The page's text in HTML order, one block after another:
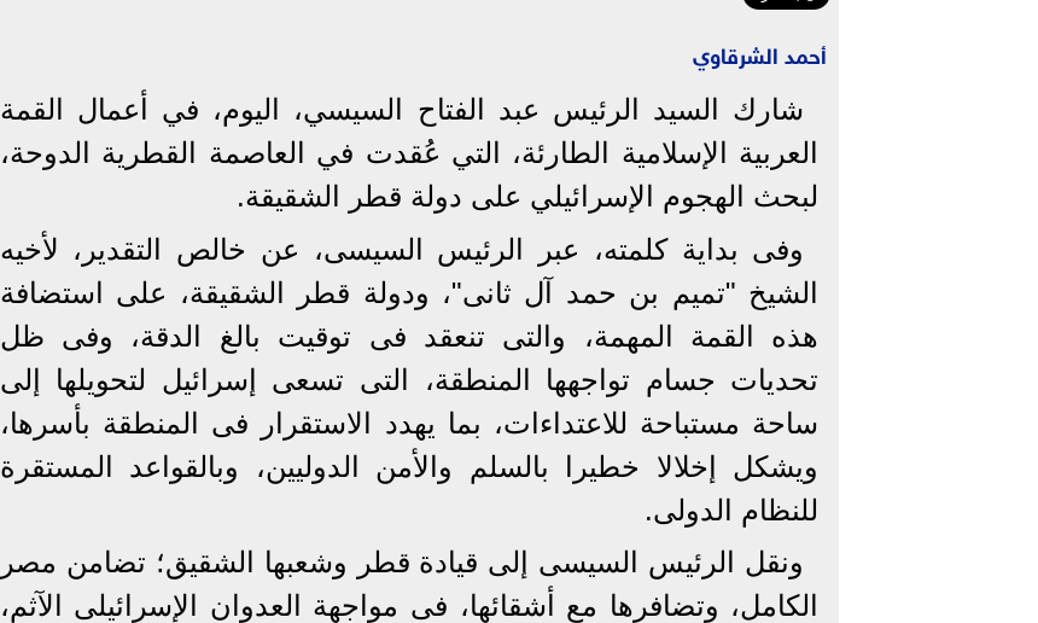
أحمد الشرقاوي
شارك السيد الرئيس عبد الفتاح السيسي، اليوم، في أعمال القمة
العربية الإسلامية الطارئة، التي عُقدت في العاصمة القطرية الدوحة،
لبحث الهجوم الإسرائيلي على دولة قطر الشقيقة.
وفى بداية كلمته، عبر الرئيس السيسى، عن خالص التقدير، لأخيه
الشيخ "تميم بن حمد آل ثانى"، ودولة قطر الشقيقة، على استضافة
هذه القمة المهمة، والتى تنعقد فى توقيت بالغ الدقة، وفى ظل
تحديات جسام تواجهها المنطقة، التى تسعى إسرائيل لتحويلها إلى
ساحة مستباحة للاعتداءات، بما يهدد الاستقرار فى المنطقة بأسرها،
ويشكل إخلالا خطيرا بالسلم والأمن الدوليين، وبالقواعد المستقرة
للنظام الدولى.
ونقل الرئيس السيسى إلى قيادة قطر وشعبها الشقيق؛ تضامن مصر
الكامل، وتضافرها مع أشقائها، فى مواجهة العدوان الإسرائيلى الآثم،